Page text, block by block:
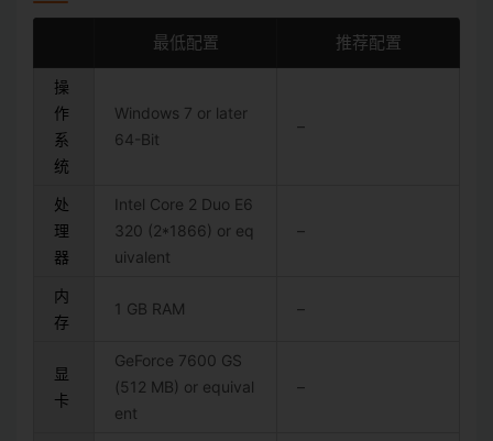
最低配置 推荐配置
操
作
系
统
Windows 7 or later
64-Bit
–
处
理
器
Intel Core 2 Duo E6
320 (2*1866) or eq
uivalent
–
内
存
1 GB RAM –
显
卡
GeForce 7600 GS
(512 MB) or equival
ent
–